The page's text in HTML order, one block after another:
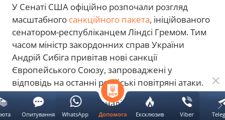
У Сенаті США офіційно розпочали розгляд
масштабного санкційного пакета, ініційованого
сенатором-республіканцем Ліндсі Гремом. Тим
часом міністр закордонних справ України
Андрій Сибіга привітав нові санкції
Європейського Союзу, запроваджені у
відповідь на останні російські повітряні атаки.
Про цеповідомив
журналіст Радіо Свобода
Алекс Рауфоглу, інформуєНовини.LIVE
Допомога Ексклюзив Viber
Опитування WhatsApp